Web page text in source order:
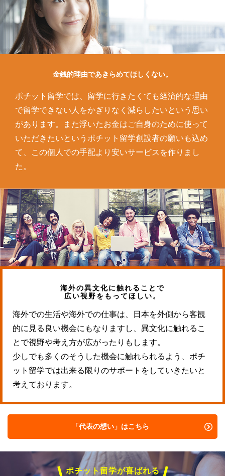
金銭的理由であきらめてほしくない。
ポチット留学では、留学に行きたくても経済的な理由
で留学できない人をかぎりなく減らしたいという思い
があります。また浮いたお金はご自身のために使って
いただきたいというポチット留学創設者の願いも込め
て、この個人での手配より安いサービスを作りまし
た。
海外の異文化に触れることで
広い視野をもってほしい。
海外での生活や海外での仕事は、日本を外側から客観
的に見る良い機会にもなりますし、異文化に触れるこ
とで視野や考え方が広がったりもします。
少しでも多くのそうした機会に触れられるよう、ポチ
ット留学では出来る限りのサポートをしていきたいと
考えております。
「代表の想い」はこちら
ポチット留学が喜ばれる